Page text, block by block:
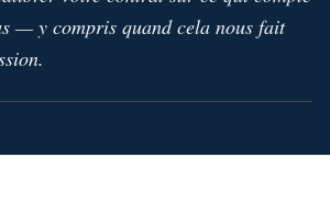
— y compris quand cela nous fait